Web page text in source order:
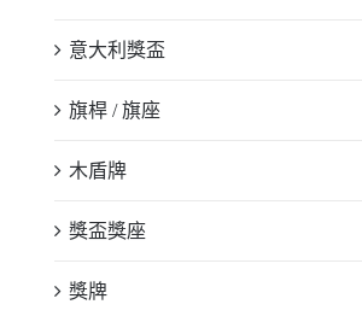
意大利獎盃
旗桿 / 旗座
木盾牌
獎盃獎座
獎牌